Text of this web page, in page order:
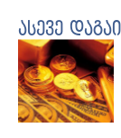
ასევე